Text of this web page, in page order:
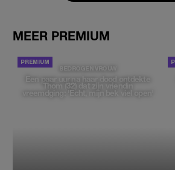
MEER PREMIUM
BEDROGEN VROUW
Een paar uur na haar dood ontdekte
Thom (32) dat zijn vriendin
vreemdging: 'Echt, mijn bek viel open'